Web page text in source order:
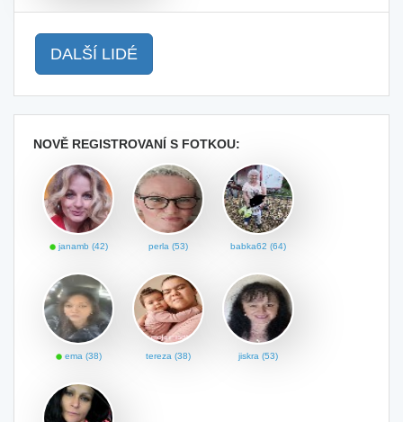
DALŠÍ LIDÉ
NOVĚ REGISTROVANÍ S FOTKOU:
janamb (42) perla (53) babka62 (64)
ema (38) tereza (38) jiskra (53)